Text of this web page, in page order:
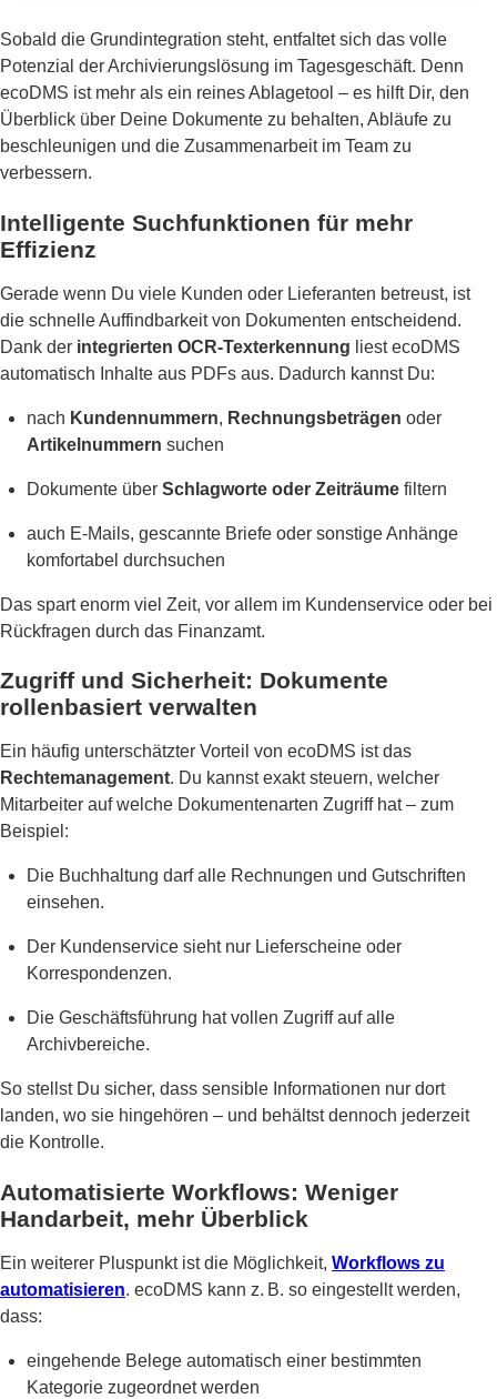
Sobald die Grundintegration steht, entfaltet sich das volle
Potenzial der Archivierungslösung im Tagesgeschäft. Denn
ecoDMS ist mehr als ein reines Ablagetool – es hilft Dir, den
Überblick über Deine Dokumente zu behalten, Abläufe zu
beschleunigen und die Zusammenarbeit im Team zu
verbessern.
Intelligente Suchfunktionen für mehr
Effizienz
Gerade wenn Du viele Kunden oder Lieferanten betreust, ist
die schnelle Auffindbarkeit von Dokumenten entscheidend.
Dank der integrierten OCR-Texterkennung liest ecoDMS
automatisch Inhalte aus PDFs aus. Dadurch kannst Du:
nach Kundennummern, Rechnungsbeträgen oder
Artikelnummern suchen
Dokumente über Schlagworte oder Zeiträume filtern
auch E-Mails, gescannte Briefe oder sonstige Anhänge
komfortabel durchsuchen
Das spart enorm viel Zeit, vor allem im Kundenservice oder bei
Rückfragen durch das Finanzamt.
Zugriff und Sicherheit: Dokumente
rollenbasiert verwalten
Ein häufig unterschätzter Vorteil von ecoDMS ist das
Rechtemanagement. Du kannst exakt steuern, welcher
Mitarbeiter auf welche Dokumentenarten Zugriff hat – zum
Beispiel:
Die Buchhaltung darf alle Rechnungen und Gutschriften
einsehen.
Der Kundenservice sieht nur Lieferscheine oder
Korrespondenzen.
Die Geschäftsführung hat vollen Zugriff auf alle
Archivbereiche.
So stellst Du sicher, dass sensible Informationen nur dort
landen, wo sie hingehören – und behältst dennoch jederzeit
die Kontrolle.
Automatisierte Workflows: Weniger
Handarbeit, mehr Überblick
Ein weiterer Pluspunkt ist die Möglichkeit, Workflows zu
automatisieren. ecoDMS kann z. B. so eingestellt werden,
dass:
eingehende Belege automatisch einer bestimmten
Kategorie zugeordnet werden